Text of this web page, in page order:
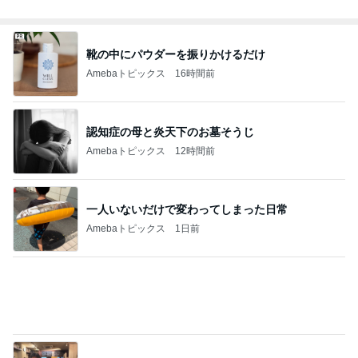
假屋崎省吾 鎌倉の庭で咲く花たち